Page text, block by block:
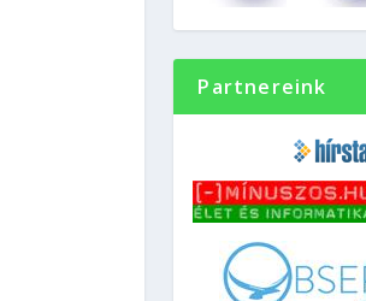
Partnereink